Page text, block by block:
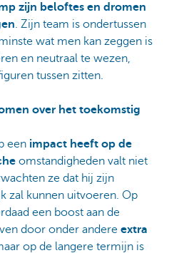
zijn beloftes en dromen
. Zijn team is ondertussen
wat men kan zeggen is
en neutraal te wezen,
tussen zitten.
over het toekomstig
een impact heeft op de
omstandigheden valt niet
ze dat hij zijn
zal kunnen uitvoeren. Op
een boost aan de
door onder andere extra
op de langere termijn is